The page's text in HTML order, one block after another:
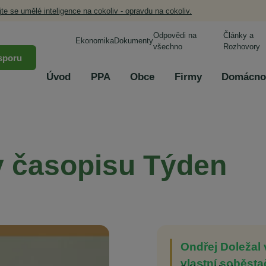
se umělé inteligence na cokoliv - opravdu na cokoliv.
EkonomikaDokumenty
Odpovědi na
všechno
Články a
Rozhovory
Úvod PPA Obce Firmy
časopisu Týden
Ondřej Doležal
vlastní